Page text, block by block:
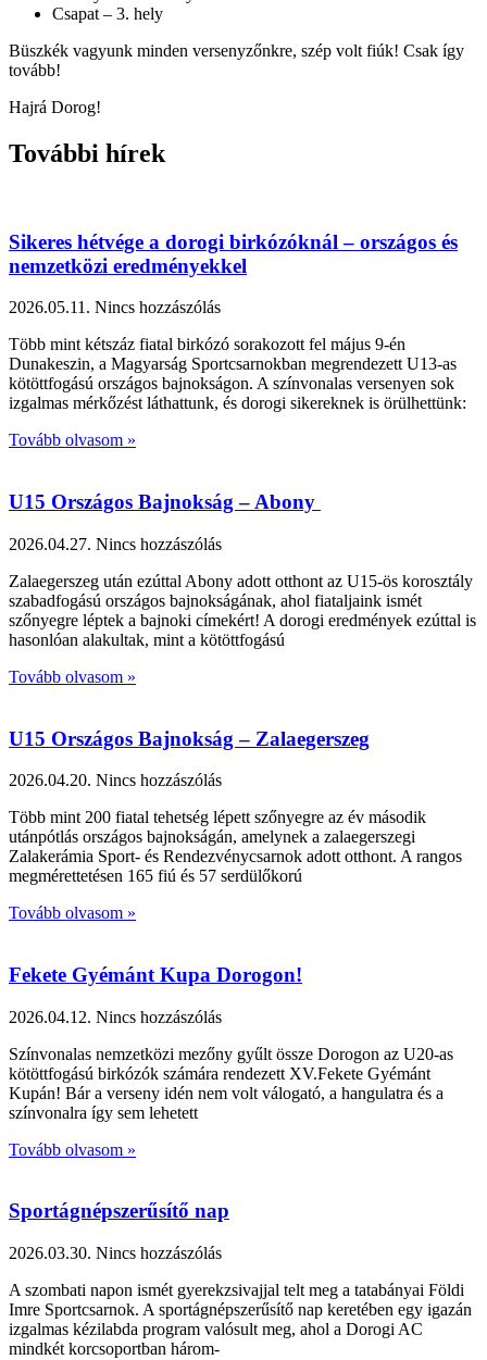
Csapat – 3. hely
Büszkék vagyunk minden versenyzőnkre, szép volt fiúk! Csak így
tovább!
Hajrá Dorog!
További hírek
Sikeres hétvége a dorogi birkózóknál – országos és
nemzetközi eredményekkel
2026.05.11. Nincs hozzászólás
Több mint kétszáz fiatal birkózó sorakozott fel május 9-én
Dunakeszin, a Magyarság Sportcsarnokban megrendezett U13-as
kötöttfogású országos bajnokságon. A színvonalas versenyen sok
izgalmas mérkőzést láthattunk, és dorogi sikereknek is örülhettünk:
Tovább olvasom »
U15 Országos Bajnokság – Abony
2026.04.27. Nincs hozzászólás
Zalaegerszeg után ezúttal Abony adott otthont az U15-ös korosztály
szabadfogású országos bajnokságának, ahol fiataljaink ismét
szőnyegre léptek a bajnoki címekért! A dorogi eredmények ezúttal is
hasonlóan alakultak, mint a kötöttfogású
Tovább olvasom »
U15 Országos Bajnokság – Zalaegerszeg
2026.04.20. Nincs hozzászólás
Több mint 200 fiatal tehetség lépett szőnyegre az év második
utánpótlás országos bajnokságán, amelynek a zalaegerszegi
Zalakerámia Sport- és Rendezvénycsarnok adott otthont. A rangos
megmérettetésen 165 fiú és 57 serdülőkorú
Tovább olvasom »
Fekete Gyémánt Kupa Dorogon!
2026.04.12. Nincs hozzászólás
Színvonalas nemzetközi mezőny gyűlt össze Dorogon az U20-as
kötöttfogású birkózók számára rendezett XV.Fekete Gyémánt
Kupán! Bár a verseny idén nem volt válogató, a hangulatra és a
színvonalra így sem lehetett
Tovább olvasom »
Sportágnépszerűsítő nap
2026.03.30. Nincs hozzászólás
A szombati napon ismét gyerekzsivajjal telt meg a tatabányai Földi
Imre Sportcsarnok. A sportágnépszerűsítő nap keretében egy igazán
izgalmas kézilabda program valósult meg, ahol a Dorogi AC
mindkét korcsoportban három-